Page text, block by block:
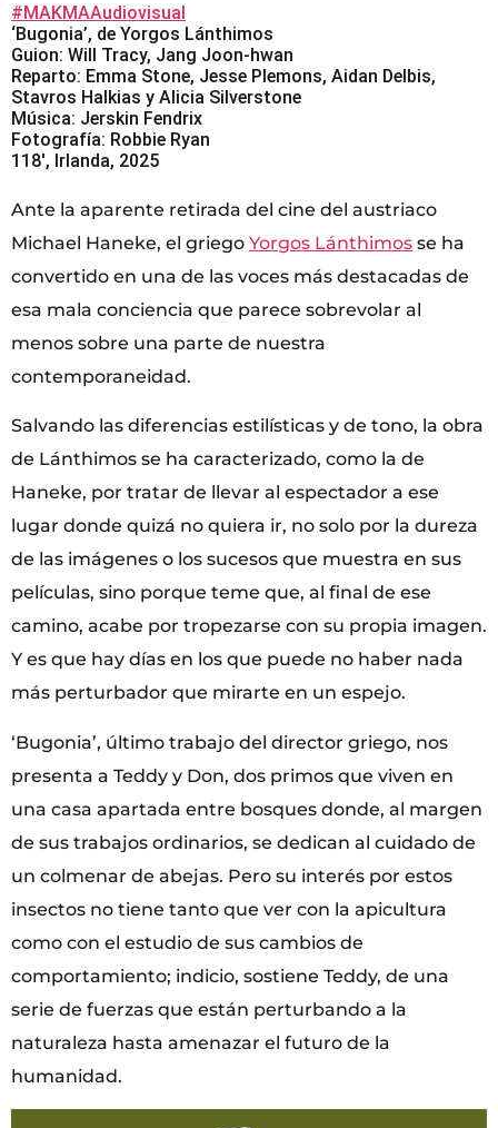
#MAKMAAudiovisual
‘Bugonia’, de Yorgos Lánthimos
Guion: Will Tracy, Jang Joon-hwan
Reparto: Emma Stone, Jesse Plemons, Aidan Delbis,
Stavros Halkias y Alicia Silverstone
Música: Jerskin Fendrix
Fotografía: Robbie Ryan
118′, Irlanda, 2025
Ante la aparente retirada del cine del austriaco
Michael Haneke, el griego Yorgos Lánthimos se ha
convertido en una de las voces más destacadas de
esa mala conciencia que parece sobrevolar al
menos sobre una parte de nuestra
contemporaneidad.
Salvando las diferencias estilísticas y de tono, la obra
de Lánthimos se ha caracterizado, como la de
Haneke, por tratar de llevar al espectador a ese
lugar donde quizá no quiera ir, no solo por la dureza
de las imágenes o los sucesos que muestra en sus
películas, sino porque teme que, al final de ese
camino, acabe por tropezarse con su propia imagen.
Y es que hay días en los que puede no haber nada
más perturbador que mirarte en un espejo.
‘Bugonia’, último trabajo del director griego, nos
presenta a Teddy y Don, dos primos que viven en
una casa apartada entre bosques donde, al margen
de sus trabajos ordinarios, se dedican al cuidado de
un colmenar de abejas. Pero su interés por estos
insectos no tiene tanto que ver con la apicultura
como con el estudio de sus cambios de
comportamiento; indicio, sostiene Teddy, de una
serie de fuerzas que están perturbando a la
naturaleza hasta amenazar el futuro de la
humanidad.